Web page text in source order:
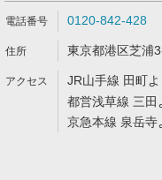
0120-842-428
東京都港区芝浦
JR山手線 田町
都営浅草線 三田
京急本線 泉岳